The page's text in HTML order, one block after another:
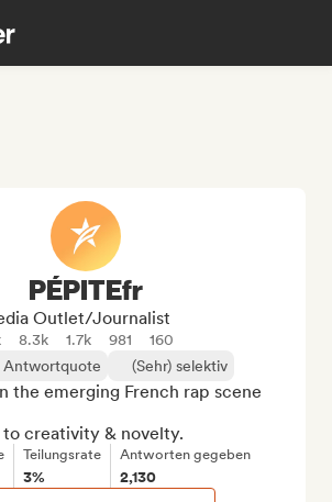
PÉPITEfr
Outlet/Journalist
8.3k 1.7k 981
160
Antwortquote
(Sehr) selektiv
the emerging French rap scene
to creativity & novelty.
Teilungsrate
3%
Antworten gegeben
2,130